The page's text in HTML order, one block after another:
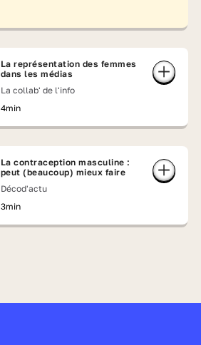
La représentation des femmes
dans les médias
La collab' de l'info
4min
La contraception masculine :
peut (beaucoup) mieux faire
Décod'actu
3min